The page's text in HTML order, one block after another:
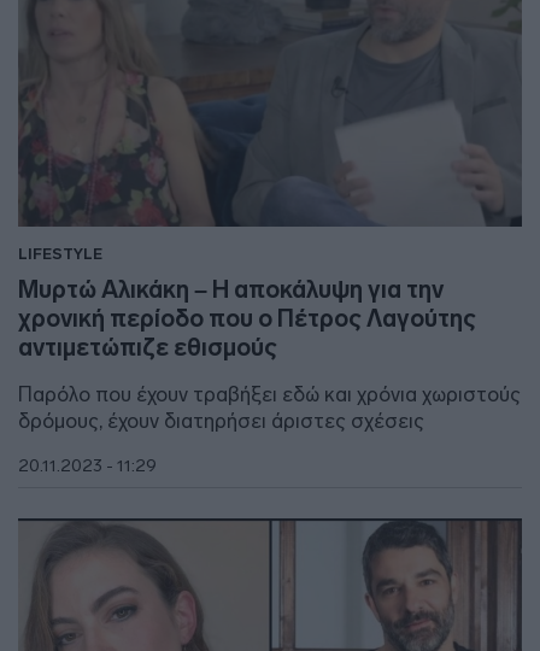
LIFESTYLE
Μυρτώ Αλικάκη – Η αποκάλυψη για την
χρονική περίοδο που ο Πέτρος Λαγούτης
αντιμετώπιζε εθισμούς
Παρόλο που έχουν τραβήξει εδώ και χρόνια χωριστούς
δρόμους, έχουν διατηρήσει άριστες σχέσεις
20.11.2023 - 11:29